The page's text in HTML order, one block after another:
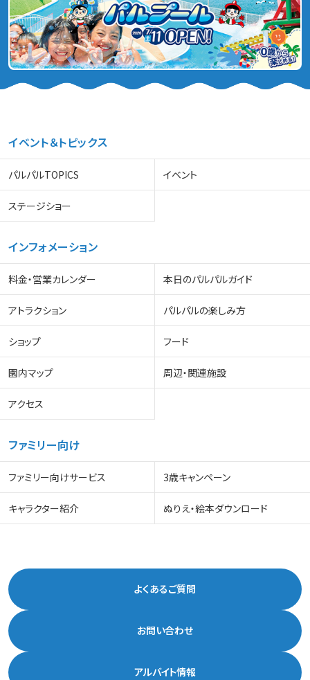
イベント＆トピックス
パルパルTOPICS イベント
ステージショー
インフォメーション
料金・営業カレンダー 本日のパルパルガイド
アトラクション パルパルの楽しみ方
ショップ フード
園内マップ 周辺・関連施設
アクセス
ファミリー向け
ファミリー向けサービス 3歳キャンペーン
キャラクター紹介 ぬりえ・絵本ダウンロード
よくあるご質問
お問い合わせ
アルバイト情報